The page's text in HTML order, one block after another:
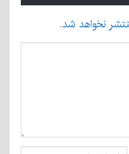
نخواهد شد.